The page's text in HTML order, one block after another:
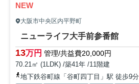
NEW
大阪市中央区内平野町
ニューライフ大手前参番館
13万円 管理/共益費20,000円
70.21㎡ (1LDK) /築41年 /11階建
地下鉄谷町線「谷町四丁目」駅 徒歩9分